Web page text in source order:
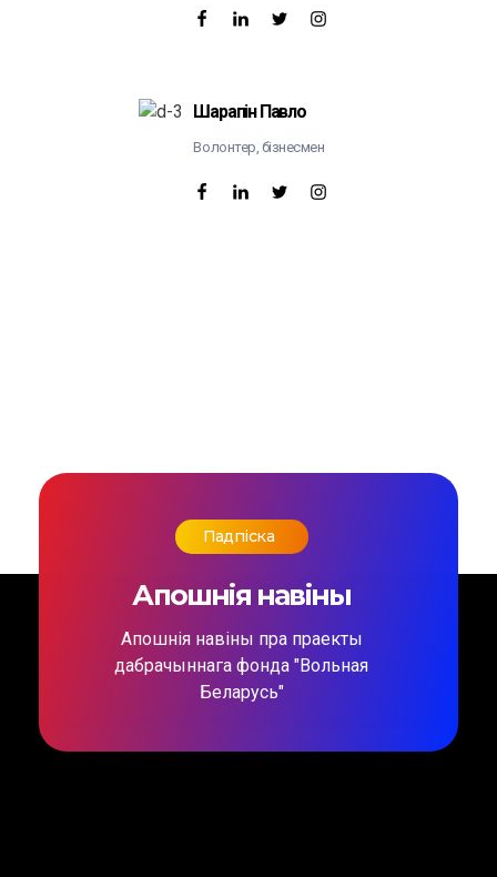
Шарапін Павло
Волонтер, бізнесмен
Падпіска
Апошнія навіны
Апошнія навіны пра праекты
дабрачыннага фонда "Вольная
Беларусь"